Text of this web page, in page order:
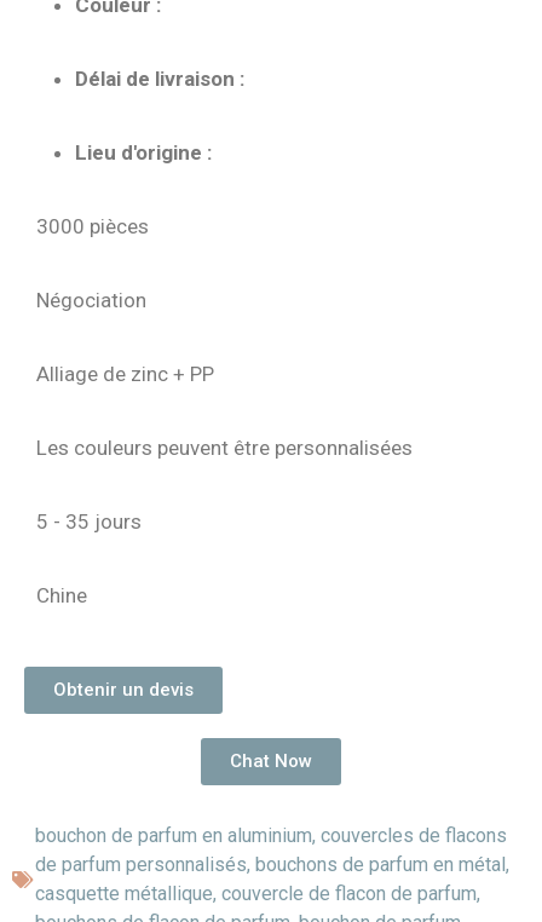
Couleur :
Délai de livraison :
Lieu d'origine :
3000 pièces
Négociation
Alliage de zinc + PP
Les couleurs peuvent être personnalisées
5 - 35 jours
Chine
Obtenir un devis
Chat Now
bouchon de parfum en aluminium, couvercles de flacons
de parfum personnalisés, bouchons de parfum en métal,
casquette métallique, couvercle de flacon de parfum,